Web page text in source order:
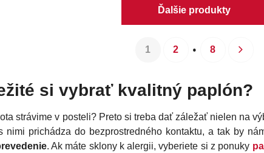
Ďalšie produkty
1 2 8
si vybrať kvalitný paplón?
strávime v posteli? Preto si treba dať záležať nielen na
nimi prichádza do bezprostredného kontaktu, a tak by
. Ak máte sklony k alergii, vyberiete si z ponuky